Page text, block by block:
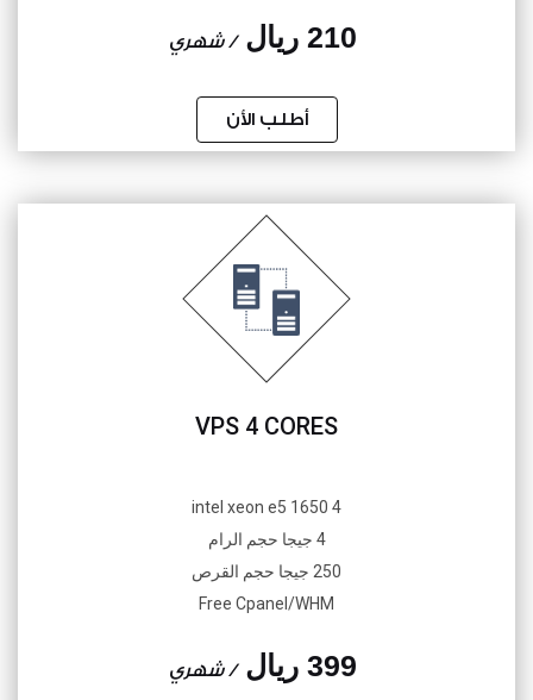
210 ريال / شهري
أطلب الأن
VPS 4 CORES
4 intel xeon e5 1650
4 جيجا حجم الرام
250 جيجا حجم القرص
Free Cpanel/WHM
399 ريال / شهري